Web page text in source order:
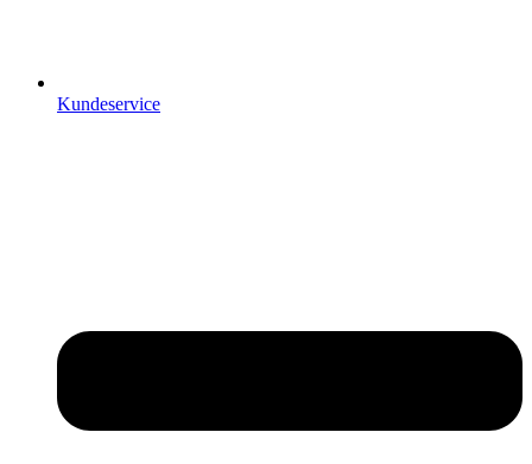
Kundeservice